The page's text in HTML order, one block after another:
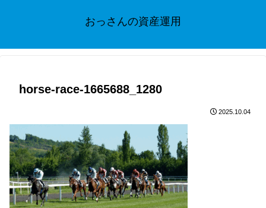
おっさんの資産運用
horse-race-1665688_1280
2025.10.04